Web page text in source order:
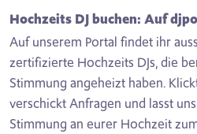
Hochzeits DJ buchen: Auf
Auf unserem Portal findet ihr
zertifizierte Hochzeits DJs, die
Stimmung angeheizt haben.
verschickt Anfragen und lasst
Stimmung an eurer Hochzeit